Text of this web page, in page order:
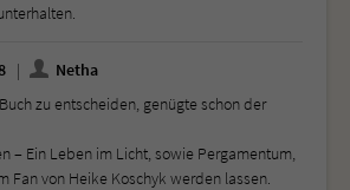
Netha
zu entscheiden, genügte schon der
– Ein Leben im Licht, sowie Pergamentum,
Fan von Heike Koschyk werden lassen.